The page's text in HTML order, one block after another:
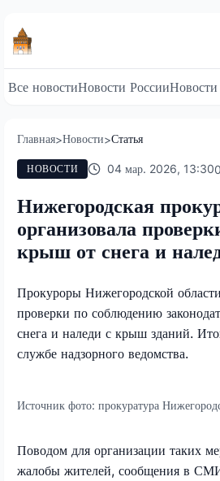
Все новостиНовости РоссииНовости
Главная>Новости>Статья
НОВОСТИ 04 мар. 2026, 13:300
Нижегородская
организовала
крыш от снега и
Прокуроры Нижегородской
проверки по соблюдению
снега и наледи с крыш зданий.
службе надзорного ведомства.
Источник фото: прокуратура
Поводом для организации таких
жалобы жителей, сообщения в